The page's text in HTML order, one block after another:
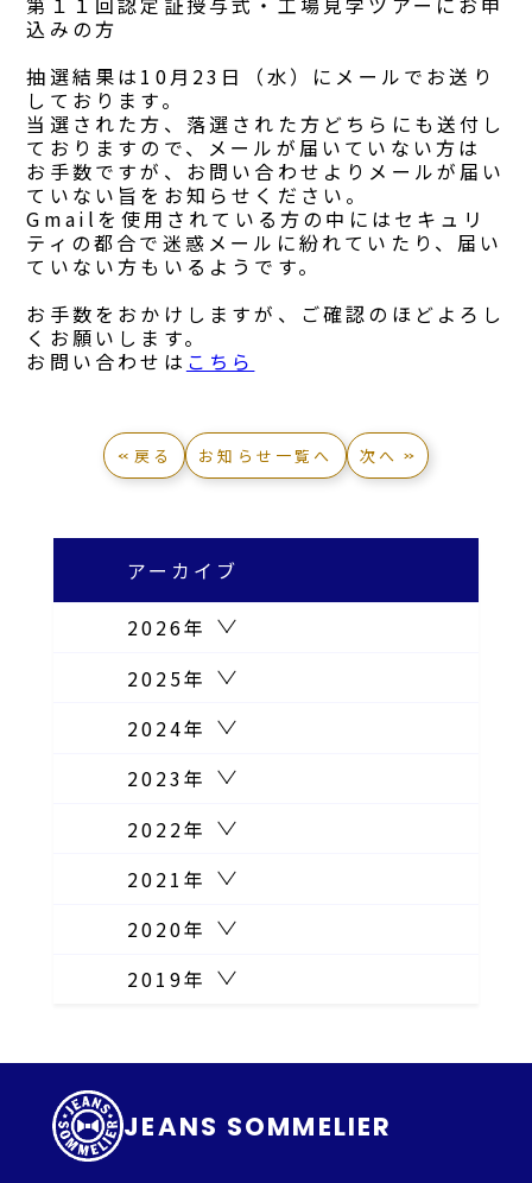
込みの方
抽選結果は10月23日（水）にメールでお送り
しております。
当選された方、落選された方どちらにも送付し
ておりますので、メールが届いていない方は
お手数ですが、お問い合わせよりメールが届い
ていない旨をお知らせください。
Gmailを使用されている方の中にはセキュリ
ティの都合で迷惑メールに紛れていたり、届い
ていない方もいるようです。
お手数をおかけしますが、ご確認のほどよろし
くお願いします。
お問い合わせは こちら
戻る お知らせ一覧へ 次へ
アーカイブ
2026年
2025年
2024年
2023年
2022年
2021年
2020年
2019年
JEANS SOMMELIER